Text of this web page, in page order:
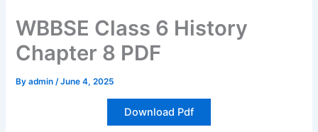
WBBSE Class 6 History
Chapter 8 PDF
Byadmin/June 4, 2025
Download Pdf